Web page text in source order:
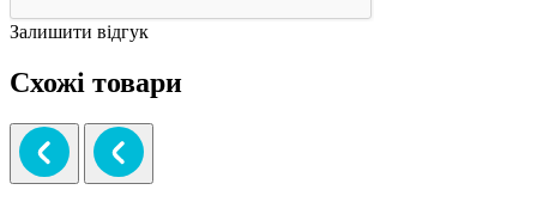
Залишити відгук
Схожі товари